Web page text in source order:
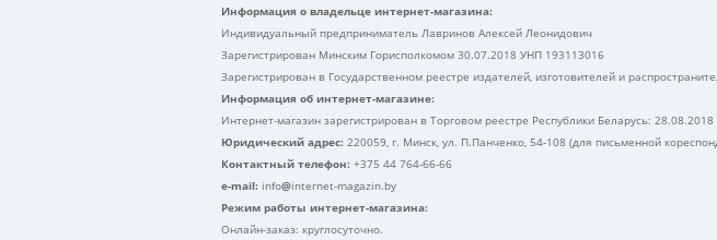
Информация о владельце интернет-магазина:
Индивидуальный предприниматель Лавринов Алексей Леонидович
Зарегистрирован Минским Горисполкомом 30.07.2018 УНП 193113016
Зарегистрирован в Государственном реестре издателей, изготовителей и
Информация об интернет-магазине:
Интернет-магазин зарегистрирован в Торговом реестре Республики Беларусь: 28.08.2018
Юридический адрес: 220059, г. Минск, ул. П.Панченко, 54-108 (для письменной
Контактный телефон: +375 44 764-66-66
e-mail: info@internet-magazin.by
Режим работы интернет-магазина:
Онлайн-заказ: круглосуточно.